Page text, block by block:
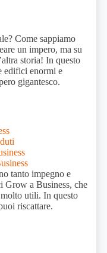
Come sappiamo
un impero, ma su
storia! In questo
edifici enormi e
gigantesco.
tanto impegno e
Grow a Business, che
utili. In questo
riscattare.